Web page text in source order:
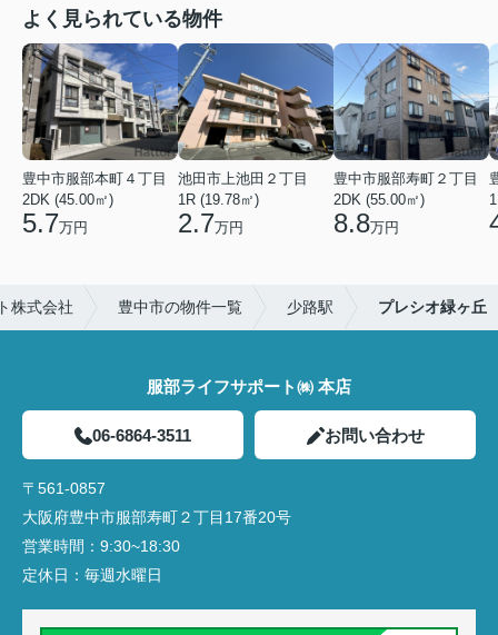
よく見られている物件
豊中市服部本町４丁目
2DK (45.00㎡)
5.7万円
池田市上池田２丁目
1R (19.78㎡)
2.7万円
豊中市服部寿町２丁目
2DK (55.00㎡)
8.8万円
株式会社 豊中市の物件一覧 少路駅 プレシオ緑ヶ丘
服部ライフサポート㈱ 本店
06-6864-3511 お問い合わせ
〒561-0857
大阪府豊中市服部寿町２丁目17番20号
営業時間： 9:30~18:30
定休日： 毎週水曜日